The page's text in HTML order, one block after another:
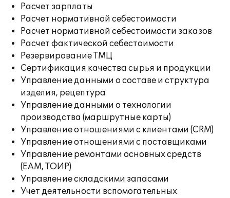
Расчет зарплаты
Расчет нормативной себестоимости
Расчет нормативной себестоимости заказов
Расчет фактической себестоимости
Резервирование ТМЦ
Сертификация качества сырья и продукции
Управление данными о составе и структура
изделия, рецептура
Управление данными о технологии
производства (маршрутные карты)
Управление отношениями с клиентами (CRM)
Управление отношениями с поставщиками
Управление ремонтами основных средств
(EAM, ТОИР)
Управление складскими запасами
Учет деятельности вспомогательных